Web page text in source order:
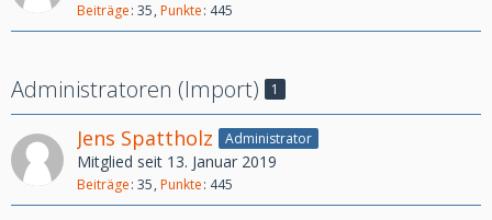
Beiträge 35 Punkte 445
Administratoren (Import) 1
Jens Spattholz Administrator
Mitglied seit 13. Januar 2019
Beiträge 35 Punkte 445